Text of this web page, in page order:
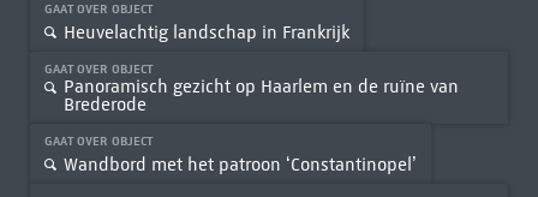
GAAT OVER OBJECT
Heuvelachtig landschap in Frankrijk
GAAT OVER OBJECT
Panoramisch gezicht op Haarlem en de ruïne van
Brederode
GAAT OVER OBJECT
Wandbord met het patroon ‘Constantinopel’